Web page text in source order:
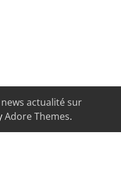
actualité sur
Adore Themes.